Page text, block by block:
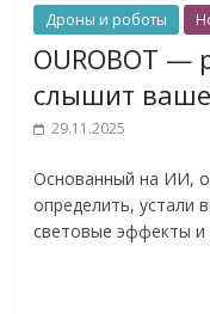
Дроны и роботы
OUROBOT —
слышит
29.11.2025
Основанный на ИИ,
определить, устали
световые эффекты и